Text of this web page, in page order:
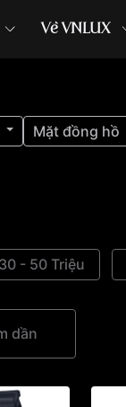
Về VNLUX
Mặt đồng hồ
- 50 Triệu
dần